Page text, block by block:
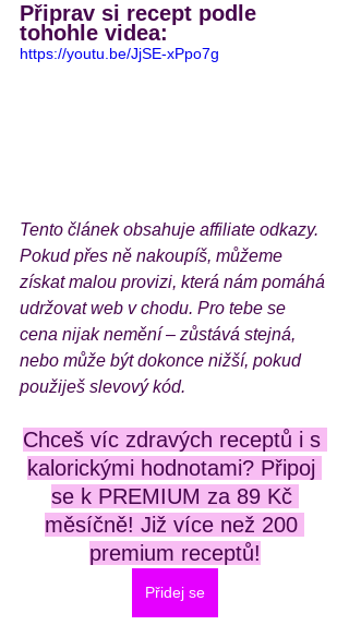
Připrav si recept podle
tohohle videa:
https://youtu.be/JjSE-xPpo7g
Tento článek obsahuje affiliate odkazy.
Pokud přes ně nakoupíš, můžeme
získat malou provizi, která nám pomáhá
udržovat web v chodu. Pro tebe se
cena nijak nemění – zůstává stejná,
nebo může být dokonce nižší, pokud
použiješ slevový kód.
Chceš víc zdravých receptů i s
kalorickými hodnotami? Připoj
se k PREMIUM za 89 Kč
měsíčně! Již více než 200
premium receptů!
Přidej se